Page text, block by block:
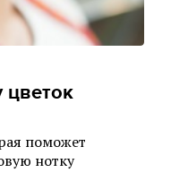
цветок
поможет
нотку